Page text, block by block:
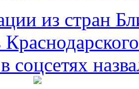
из стран
соцсетях